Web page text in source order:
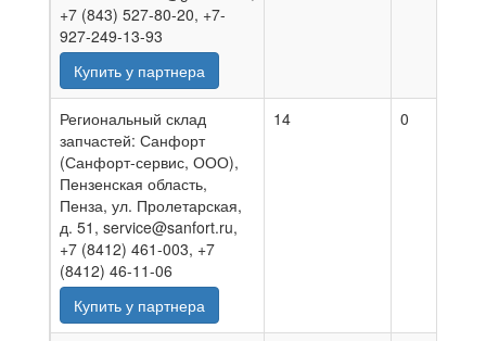
+7 (843) 527-80-20, +7-
927-249-13-93
Купить у партнера
Региональный склад
запчастей: Санфорт
(Санфорт-сервис, ООО),
Пензенская область,
Пенза, ул. Пролетарская,
д. 51, service@sanfort.ru,
+7 (8412) 461-003, +7
(8412) 46-11-06
Купить у партнера
14 0